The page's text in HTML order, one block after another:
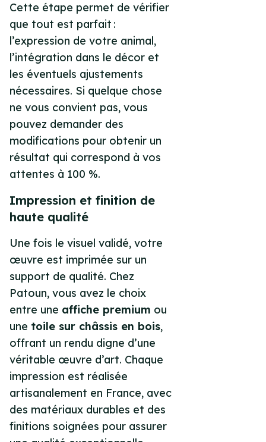
Cette étape permet de vérifier
que tout est parfait :
l’expression de votre animal,
l’intégration dans le décor et
les éventuels ajustements
nécessaires. Si quelque chose
ne vous convient pas, vous
pouvez demander des
modifications pour obtenir un
résultat qui correspond à vos
attentes à 100 %.
Impression et finition de
haute qualité
Une fois le visuel validé, votre
œuvre est imprimée sur un
support de qualité. Chez
Patoun, vous avez le choix
entre une affiche premium ou
une toile sur châssis en bois,
offrant un rendu digne d’une
véritable œuvre d’art. Chaque
impression est réalisée
artisanalement en France, avec
des matériaux durables et des
finitions soignées pour assurer